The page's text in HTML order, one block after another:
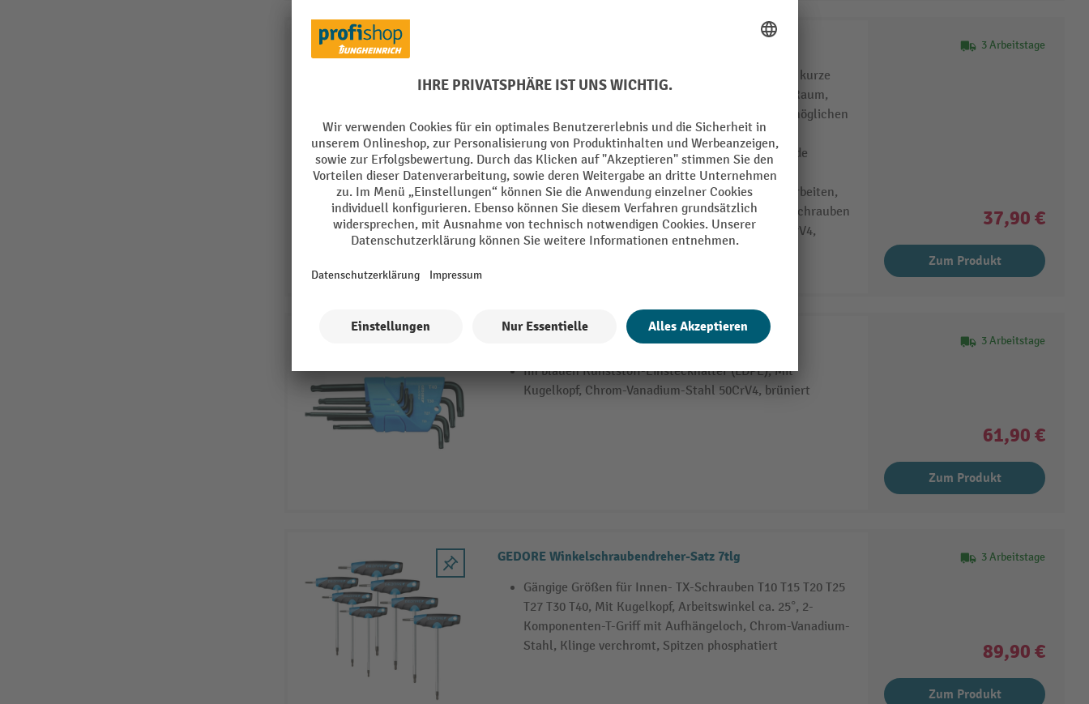
Gängigste Größen im Set, 2 Kugelköpfe und extra kurze
Winkelseite für optimales Arbeiten auf engstem Raum,
Bessere Zugänglichkeit und geringe Bauhöhe ermöglichen
ein Schrauben ohne Probleme, wo normale
Winkelschraubendreher scheitern, Hervorstehende
Hindernisse können mit den beiden Kugelköpfen
umgangen werden und ermöglichen so zügiges Arbeiten,
Reduziert das Verletzungsrisiko der Finger beim Schrauben
auf ebenen Flächen, Chrom-Vanadium-Stahl 59CrV4,
3 Arbeitstage
37,90 €
Zum Produkt
GEDORE Winkelschraubendreher-Satz H
Im blauen Kunststoff-Einsteckhalter (LDPE), Mit
Kugelkopf, Chrom-Vanadium-Stahl 50CrV4, brüniert
3 Arbeitstage
61,90 €
Zum Produkt
GEDORE Winkelschraubendreher-Satz 7tlg
Gängige Größen für Innen- TX-Schrauben T10 T15 T20 T25
T27 T30 T40, Mit Kugelkopf, Arbeitswinkel ca. 25°, 2-
Komponenten-T-Griff mit Aufhängeloch, Chrom-Vanadium-
Stahl, Klinge verchromt, Spitzen phosphatiert
3 Arbeitstage
89,90 €
Zum Produkt